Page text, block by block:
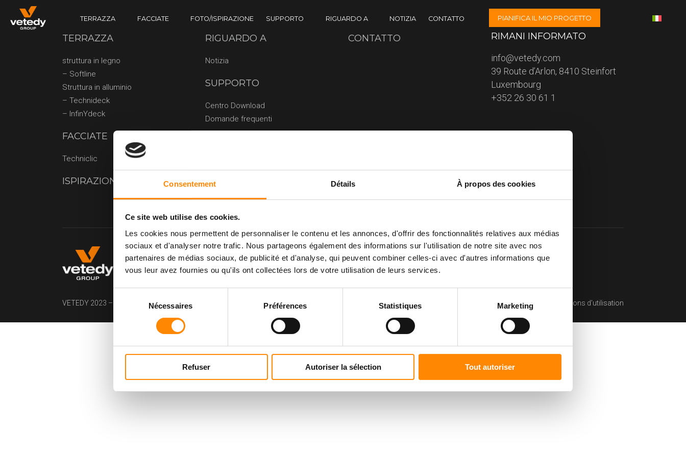
Consentement Détails À propos des cookies
Ce site web utilise des cookies.
Les cookies nous permettent de personnaliser le contenu et les annonces, d'offrir des fonctionnalités relatives aux médias
sociaux et d'analyser notre trafic. Nous partageons également des informations sur l'utilisation de notre site avec nos
partenaires de médias sociaux, de publicité et d'analyse, qui peuvent combiner celles-ci avec d'autres informations que
vous leur avez fournies ou qu'ils ont collectées lors de votre utilisation de leurs services.
consentement
Nécessaires Préférences Statistiques Marketing
Refuser Autoriser la sélection Tout autoriser
TERRAZZA
STRUTTURA IN LEGNO
STRUTTURA IN ALLUMINIO
TECHNIDECK
FACCIATE
FOTO/ISPIRAZIONE
SUPPORTO
RIGUARDO A
STORICO
NOTIZIA CONTATTO PIANIFICA IL MIO PROGETTO
TERRAZZA
struttura in legno
– Softline
Struttura in alluminio
– Technideck
– InfinYdeck
FACCIATE
Techniclic
ISPIRAZIONE
RIGUARDO A
Notizia
SUPPORTO
Centro Download
Domande frequenti
CONTATTO RIMANI INFORMATO
info@vetedy.com
39 Route d’Arlon, 8410 Steinfort
Luxembourg
+352 26 30 61 1
VETEDY 2023 – All rights reserved – Copyright information Politique de confidentialité Conditions d’utilisation